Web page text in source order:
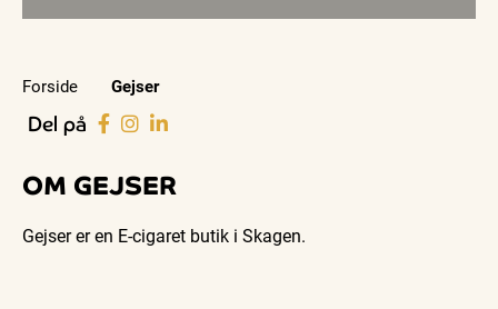
Forside Gejser
Del på
OM GEJSER
Gejser er en E-cigaret butik i Skagen.